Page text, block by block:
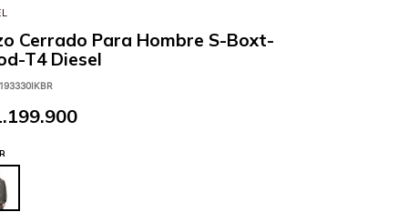
Cerrado Para Hombre S-Boxt-
T4 Diesel
.199.900